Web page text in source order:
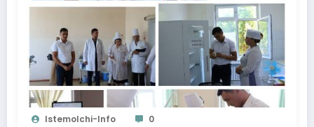
Istemolchi-Info 0